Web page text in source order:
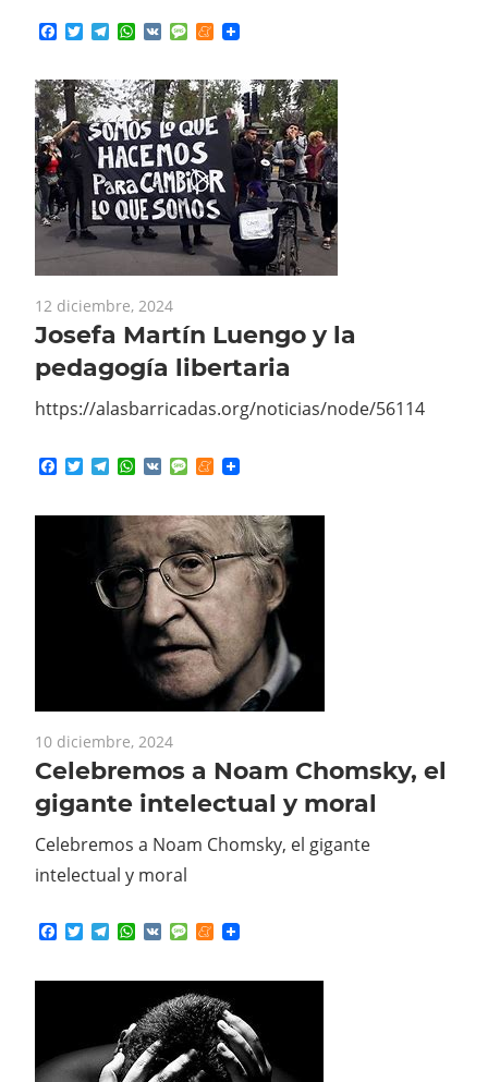
Facebook
TwitterTelegram
WhatsApp
VK MessageMeneame
12 diciembre, 2024
Josefa Martín Luengo y la
pedagogía libertaria
https://alasbarricadas.org/noticias/node/56114
Facebook
TwitterTelegram
WhatsApp
VK MessageMeneame
10 diciembre, 2024
Celebremos a Noam Chomsky, el
gigante intelectual y moral
Celebremos a Noam Chomsky, el gigante
intelectual y moral
Facebook
TwitterTelegram
WhatsApp
VK MessageMeneame